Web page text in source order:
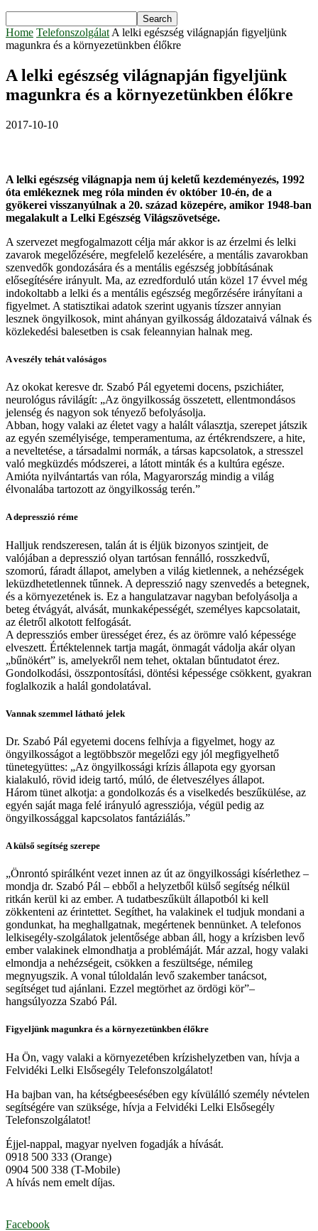
Home Telefonszolgálat A lelki egészség világnapján figyeljünk
magunkra és a környezetünkben élőkre
A lelki egészség világnapján figyeljünk
magunkra és a környezetünkben élőkre
2017-10-10
A lelki egészség világnapja nem új keletű kezdeményezés, 1992
óta emlékeznek meg róla minden év október 10-én, de a
gyökerei visszanyúlnak a 20. század közepére, amikor 1948-ban
megalakult a Lelki Egészség Világszövetsége.
A szervezet megfogalmazott célja már akkor is az érzelmi és lelki
zavarok megelőzésére, megfelelő kezelésére, a mentális zavarokban
szenvedők gondozására és a mentális egészség jobbításának
elősegítésére irányult. Ma, az ezredforduló után közel 17 évvel még
indokoltabb a lelki és a mentális egészség megőrzésére irányítani a
figyelmet. A statisztikai adatok szerint ugyanis tízszer annyian
lesznek öngyilkosok, mint ahányan gyilkosság áldozataivá válnak és
közlekedési balesetben is csak feleannyian halnak meg.
A veszély tehát valóságos
Az okokat keresve dr. Szabó Pál egyetemi docens, pszichiáter,
neurológus rávilágít: „Az öngyilkosság összetett, ellentmondásos
jelenség és nagyon sok tényező befolyásolja.
Abban, hogy valaki az életet vagy a halált választja, szerepet játszik
az egyén személyisége, temperamentuma, az értékrendszere, a hite,
a neveltetése, a társadalmi normák, a társas kapcsolatok, a stresszel
való megküzdés módszerei, a látott minták és a kultúra egésze.
Amióta nyilvántartás van róla, Magyarország mindig a világ
élvonalába tartozott az öngyilkosság terén.”
A depresszió réme
Halljuk rendszeresen, talán át is éljük bizonyos szintjeit, de
valójában a depresszió olyan tartósan fennálló, rosszkedvű,
szomorú, fáradt állapot, amelyben a világ kietlennek, a nehézségek
leküzdhetetlennek tűnnek. A depresszió nagy szenvedés a betegnek,
és a környezetének is. Ez a hangulatzavar nagyban befolyásolja a
beteg étvágyát, alvását, munkaképességét, személyes kapcsolatait,
az életről alkotott felfogását.
A depressziós ember ürességet érez, és az örömre való képessége
elveszett. Értéktelennek tartja magát, önmagát vádolja akár olyan
„bűnökért” is, amelyekről nem tehet, oktalan bűntudatot érez.
Gondolkodási, összpontosítási, döntési képessége csökkent, gyakran
foglalkozik a halál gondolatával.
Vannak szemmel látható jelek
Dr. Szabó Pál egyetemi docens felhívja a figyelmet, hogy az
öngyilkosságot a legtöbbször megelőzi egy jól megfigyelhető
tünetegyüttes: „Az öngyilkossági krízis állapota egy gyorsan
kialakuló, rövid ideig tartó, múló, de életveszélyes állapot.
Három tünet alkotja: a gondolkozás és a viselkedés beszűkülése, az
egyén saját maga felé irányuló agressziója, végül pedig az
öngyilkossággal kapcsolatos fantáziálás.”
A külső segítség szerepe
„Önrontó spirálként vezet innen az út az öngyilkossági kísérlethez ‒
mondja dr. Szabó Pál ‒ ebből a helyzetből külső segítség nélkül
ritkán kerül ki az ember. A tudatbeszűkült állapotból ki kell
zökkenteni az érintettet. Segíthet, ha valakinek el tudjuk mondani a
gondunkat, ha meghallgatnak, megértenek bennünket. A telefonos
lelkisegély-szolgálatok jelentősége abban áll, hogy a krízisben levő
ember valakinek elmondhatja a problémáját. Már azzal, hogy valaki
elmondja a nehézségeit, csökken a feszültsége, némileg
megnyugszik. A vonal túloldalán levő szakember tanácsot,
segítséget tud ajánlani. Ezzel megtörhet az ördögi kör”–
hangsúlyozza Szabó Pál.
Figyeljünk magunkra és a környezetünkben élőkre
Ha Ön, vagy valaki a környezetében krízishelyzetben van, hívja a
Felvidéki Lelki Elsősegély Telefonszolgálatot!
Ha bajban van, ha kétségbeesésében egy kívülálló személy névtelen
segítségére van szüksége, hívja a Felvidéki Lelki Elsősegély
Telefonszolgálatot!
Éjjel-nappal, magyar nyelven fogadják a hívását.
0918 500 333 (Orange)
0904 500 338 (T-Mobile)
A hívás nem emelt díjas.
Facebook